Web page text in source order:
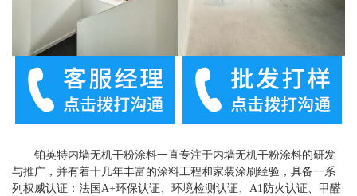
铂英特内墙无机干粉涂料一直专注于内墙无机干粉涂料的研发
与推广，并有着十几年丰富的涂料工程和家装涂刷经验，具备一系
列权威认证：法国A+环保认证、环境检测认证、A1防火认证、甲醛